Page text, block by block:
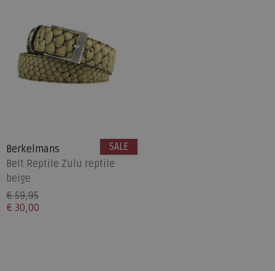
Berkelmans
Belt Reptile Zulu reptile
beige
€ 59,95
€ 30,00
SALE